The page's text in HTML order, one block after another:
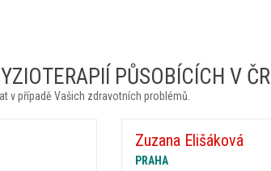
PŮSOBÍCÍCH V ČR
v případě Vašich zdravotních problémů.
Zuzana Elišáková
PRAHA